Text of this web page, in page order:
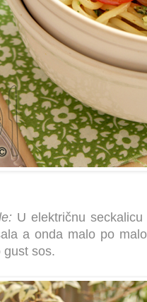
U električnu
a onda malo po
gust sos.